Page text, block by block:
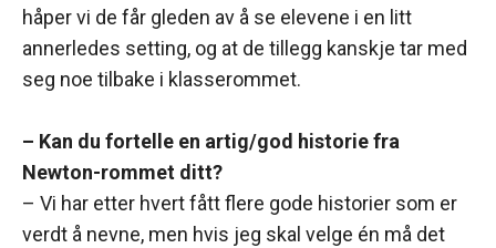
håper vi de får gleden av å se elevene i en litt
annerledes setting, og at de tillegg kanskje tar med
seg noe tilbake i klasserommet.
– Kan du fortelle en artig/god historie fra
Newton-rommet ditt?
– Vi har etter hvert fått flere gode historier som er
verdt å nevne, men hvis jeg skal velge én må det